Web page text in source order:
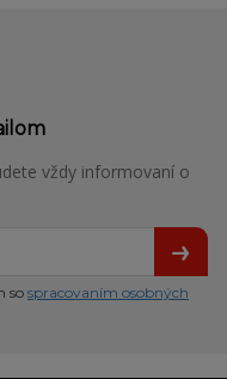
vždy informovaní o
sospracovaním osobných